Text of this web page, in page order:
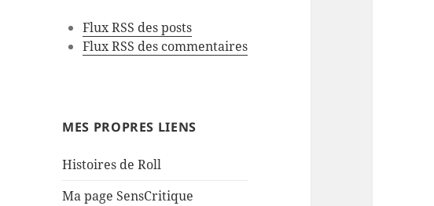
Flux RSS des posts
Flux RSS des commentaires
MES PROPRES LIENS
Histoires de Roll
Ma page SensCritique